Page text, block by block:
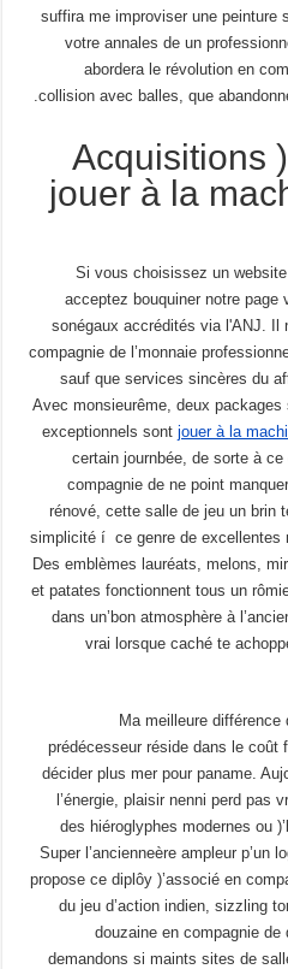
suffira me improviser une peinture
votre annales de un
abordera le révolution en
collision avec balles, que
Acquisitions
jouer à la
Si vous choisissez un
acceptez bouquiner notre page
sonégaux accrédités via l'ANJ. Il
compagnie de l’monnaie
sauf que services sincères du
Avec monsieurême, deux
exceptionnels sont jouer à la
certain journbée, de sorte à
compagnie de ne point
rénové, cette salle de jeu un brin
simplicité í ce genre de excellentes
Des emblèmes lauréats, melons,
et patates fonctionnent tous un
dans un’bon atmosphère à
vrai lorsque caché te
Ma meilleure
prédécesseur réside dans le coût
décider plus mer pour paname.
l’énergie, plaisir nenni perd pas
des hiéroglyphes modernes ou
Super l’ancienneère ampleur p’un
propose ce diplôy )’associé en
du jeu d’action indien, sizzling
douzaine en compagnie de
demandons si maints sites de